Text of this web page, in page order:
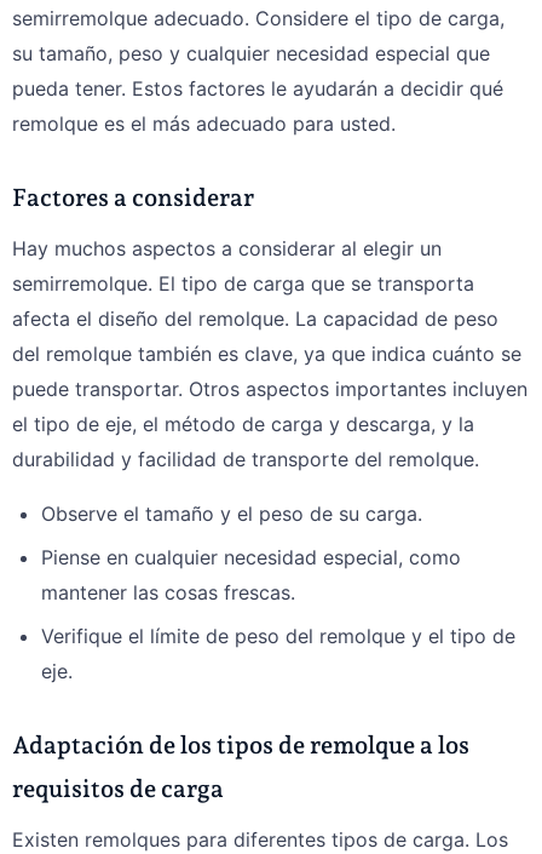
semirremolque adecuado. Considere el tipo de carga,
su tamaño, peso y cualquier necesidad especial que
pueda tener. Estos factores le ayudarán a decidir qué
remolque es el más adecuado para usted.
Factores a considerar
Hay muchos aspectos a considerar al elegir un
semirremolque. El tipo de carga que se transporta
afecta el diseño del remolque. La capacidad de peso
del remolque también es clave, ya que indica cuánto se
puede transportar. Otros aspectos importantes incluyen
el tipo de eje, el método de carga y descarga, y la
durabilidad y facilidad de transporte del remolque.
Observe el tamaño y el peso de su carga.
Piense en cualquier necesidad especial, como
mantener las cosas frescas.
Verifique el límite de peso del remolque y el tipo de
eje.
Adaptación de los tipos de remolque a los
requisitos de carga
Existen remolques para diferentes tipos de carga. Los